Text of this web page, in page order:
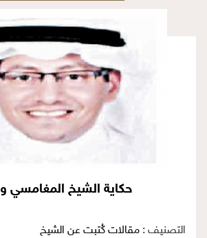
حكاية الشيخ المغامسي
التصنيف : مقالات كُتبت عن الشيخ